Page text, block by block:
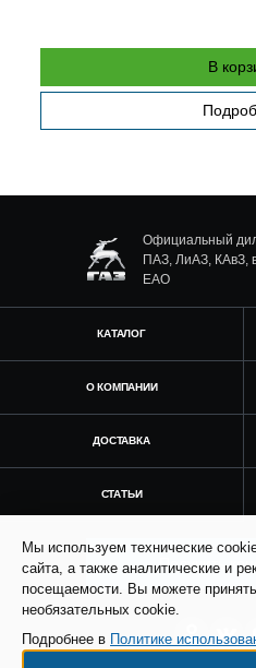
В
Официальный
ПАЗ, ЛиАЗ, КАвЗ,
ЕАО
КАТАЛОГ
О КОМПАНИИ
ДОСТАВКА
СТАТЬИ
Получить
Мы используем технические
сайта, а также аналитические и
посещаемости. Вы можете
необязательных cookie.
Подробнее в Политике